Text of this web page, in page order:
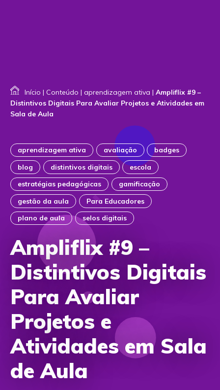
Início | Conteúdo | aprendizagem ativa | Ampliflix #9 –
Distintivos Digitais Para Avaliar Projetos e Atividades em
Sala de Aula
aprendizagem ativa avaliação
badges
blog
distintivos digitais
escola
estratégias pedagógicas
gamificação
gestão da aula
Para Educadores
plano de aula
selos digitais
Ampliflix #9 –
Distintivos Digitais
Para Avaliar
Projetos e
Atividades em Sala
de Aula